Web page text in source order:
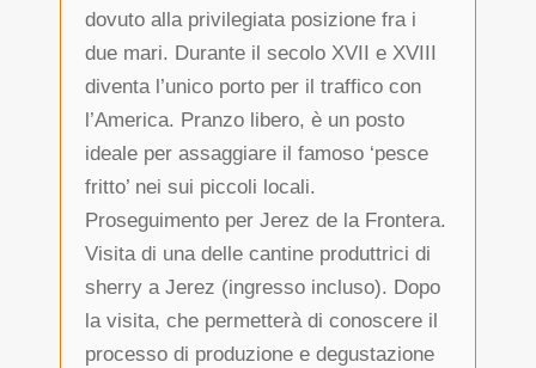
dovuto alla privilegiata posizione fra i
due mari. Durante il secolo XVII e XVIII
diventa l’unico porto per il traffico con
l’America. Pranzo libero, è un posto
ideale per assaggiare il famoso ‘pesce
fritto’ nei sui piccoli locali.
Proseguimento per Jerez de la Frontera.
Visita di una delle cantine produttrici di
sherry a Jerez (ingresso incluso). Dopo
la visita, che permetterà di conoscere il
processo di produzione e degustazione